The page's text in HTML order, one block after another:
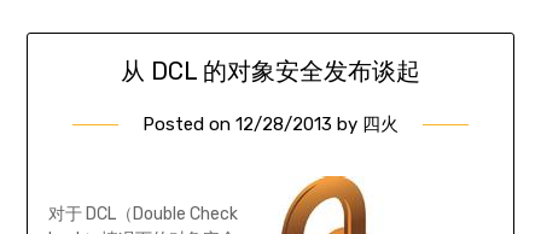
从 DCL 的对象安全发布谈起
Posted on 12/28/2013 by 四火
对于 DCL（Double Check